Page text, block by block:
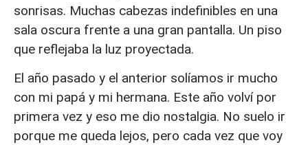
sonrisas. Muchas cabezas indefinibles en una
sala oscura frente a una gran pantalla. Un piso
que reflejaba la luz proyectada.
El año pasado y el anterior solíamos ir mucho
con mi papá y mi hermana. Este año volví por
primera vez y eso me dio nostalgia. No suelo ir
porque me queda lejos, pero cada vez que voy